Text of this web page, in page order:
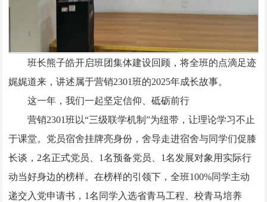
班长熊子皓开启班团集体建设回顾，将全班的点滴足迹
娓娓道来，讲述属于营销2301班的2025年成长故事。
这一年，我们一起坚定信仰、砥砺前行
营销2301班以“三级联学机制”为纽带，让理论学习不止
于课堂。党员宿舍挂牌亮身份，舍导走进宿舍与同学们促膝
长谈，2名正式党员、1名预备党员、1名发展对象用实际行
动当好身边的榜样。在榜样的引领下，全班100%同学主动
递交入党申请书，1名同学入选省青马工程、校青马培养